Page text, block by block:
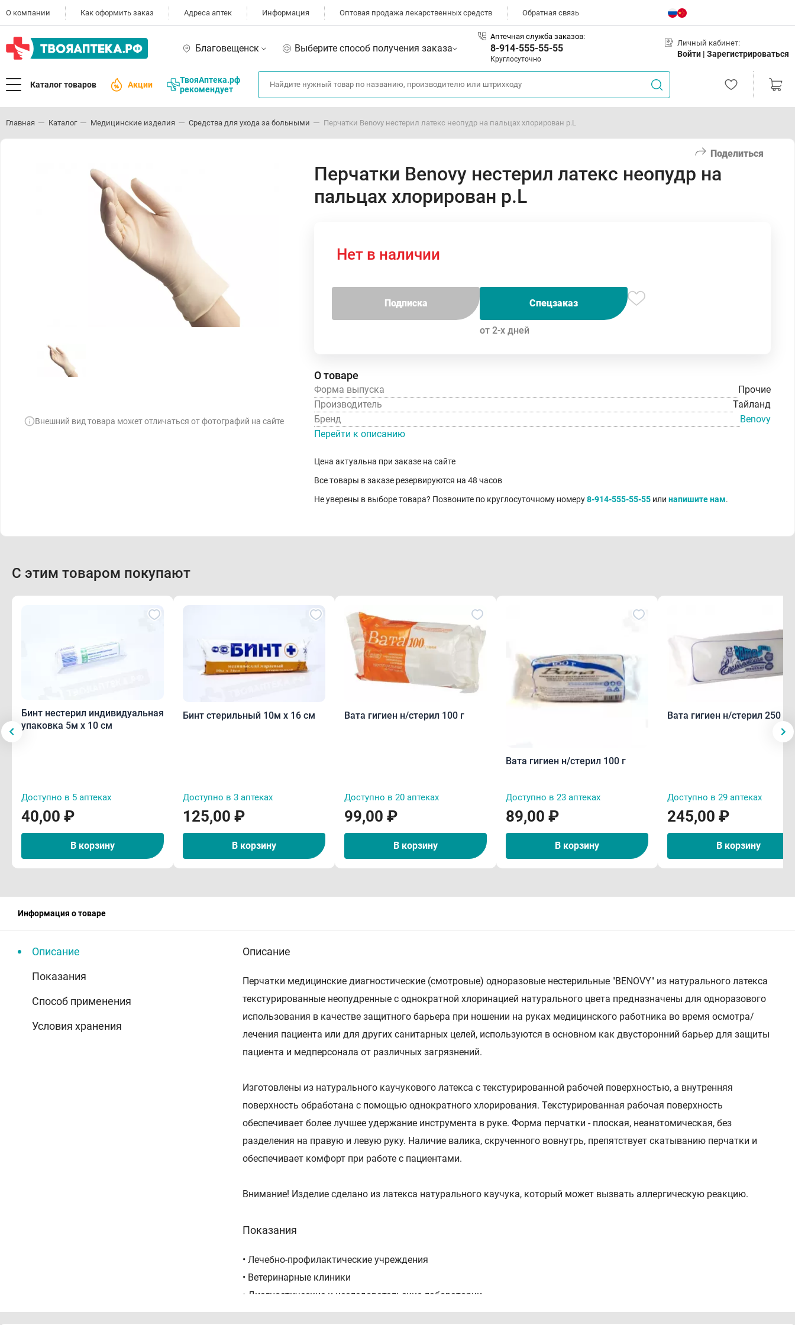
О компании Как оформить заказ Адреса аптек Информация Оптовая продажа лекарственных средств Обратная связь
Благовещенск Выберите способ получения заказа
Аптечная служба заказов:
8-914-555-55-55
Круглосуточно
Личный кабинет:
Войти | Зарегистрироваться
Каталог товаров Акции
ТвояАптека.рф
рекомендует
Главная Каталог Медицинские изделия Средства для ухода за больными Перчатки Benovy нестерил латекс неопудр на пальцах хлорирован р.L
Поделиться
Внешний вид товара может отличаться от фотографий на сайте
Перчатки Benovy нестерил латекс неопудр на
пальцах хлорирован р.L
Нет в наличии
Подписка Спецзаказ
от 2-х дней
О товаре
Форма выпуска
Прочие
Производитель
Тайланд
Бренд
Benovy
Перейти к описанию
Цена актуальна при заказе на сайте
Все товары в заказе резервируются на 48 часов
Не уверены в выборе товара? Позвоните по круглосуточному номеру8-914-555-55-55 или напишите нам.
С этим товаром покупают
Бинт нестерил индивидуальная
упаковка 5м х 10 см
Доступно в 5 аптеках
40,00 ₽
В корзину
Бинт стерильный 10м х 16 см
Доступно в 3 аптеках
125,00 ₽
В корзину
Вата гигиен н/стерил 100 г
Доступно в 20 аптеках
99,00 ₽
В корзину
Вата гигиен н/стерил 100 г
Доступно в 23 аптеках
89,00 ₽
В корзину
Вата гигиен н/стерил 250 г
Доступно в 29 аптеках
245,00 ₽
В корзину
Информация о товаре
Описание
Показания
Способ применения
Условия хранения
Описание
Перчатки медицинские диагностические (смотровые) одноразовые нестерильные "BENOVY" из натурального латекса
текстурированные неопудренные с однократной хлоринацией натурального цвета предназначены для одноразового
использования в качестве защитного барьера при ношении на руках медицинского работника во время осмотра/
лечения пациента или для других санитарных целей, используются в основном как двусторонний барьер для защиты
пациента и медперсонала от различных загрязнений.
Изготовлены из натурального каучукового латекса с текстурированной рабочей поверхностью, а внутренняя
поверхность обработана с помощью однократного хлорирования. Текстурированная рабочая поверхность
обеспечивает более лучшее удержание инструмента в руке. Форма перчатки - плоская, неанатомическая, без
разделения на правую и левую руку. Наличие валика, скрученного вовнутрь, препятствует скатыванию перчатки и
обеспечивает комфорт при работе с пациентами.
Внимание! Изделие сделано из латекса натурального каучука, который может вызвать аллергическую реакцию.
Показания
• Лечебно-профилактические учреждения
• Ветеринарные клиники
• Диагностические и исследовательские лаборатории